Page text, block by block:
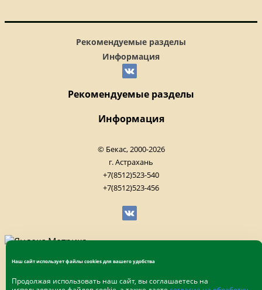
Рекомендуемые разделы
Информация
Рекомендуемые разделы
Информация
© Бекас, 2000-2026
г. Астрахань
+7(8512)523-540
+7(8512)523-456
Наш сайт использует файлы cookies для вашего удобства
Продолжая использовать наш сайт, вы соглашаетесь на